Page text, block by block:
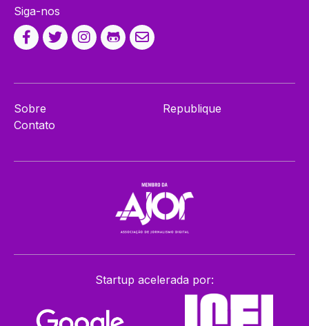
Siga-nos
Sobre
Contato
Republique
Startup acelerada por: